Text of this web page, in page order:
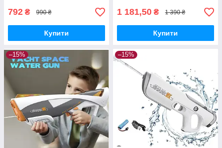
792 ₴ 990 ₴
Купити
1 181,50 ₴ 1 390 ₴
Купити
–15% –15%